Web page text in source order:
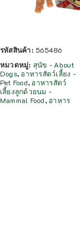
รหัสสินค้า: 565486
หมวดหมู่: สุนัข - About
Dogs, อาหารสัตว์เลี้ยง -
Pet Food, อาหารสัตว์
เลี้ยงลูกด้วยนม -
Mammal Food, อาหาร